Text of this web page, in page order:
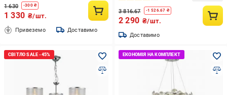
1 630 -300₴
1 330 ₴/шт.
Привеземо Доставимо
3 816.67 -1 526.67 ₴
2 290 ₴/шт.
Доставимо